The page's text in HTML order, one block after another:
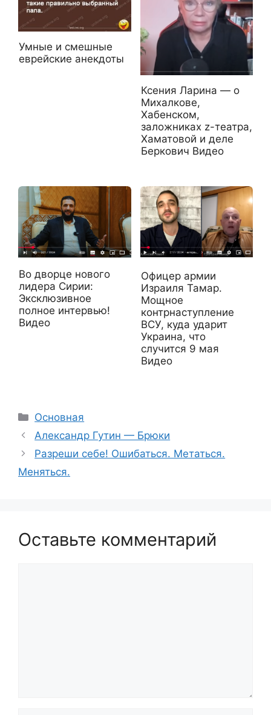
Умные и смешные
еврейские анекдоты
Ксения Ларина — о
Михалкове,
Хабенском,
заложниках z-театра,
Хаматовой и деле
Беркович Видео
Во дворце нового
лидера Сирии:
Эксклюзивное
полное интервью!
Видео
Офицер армии
Израиля Тамар.
Мощное
контрнаступление
ВСУ, куда ударит
Украина, что
случится 9 мая
Видео
Рубрики
Основная
Александр Гутин — Брюки
Разреши себе! Ошибаться. Метаться.
Меняться.
Оставьте комментарий